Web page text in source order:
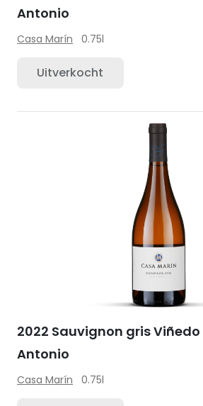
Antonio
Casa Marín 0.75l
Uitverkocht
2022 Sauvignon gris Viñedo
Antonio
Casa Marín 0.75l